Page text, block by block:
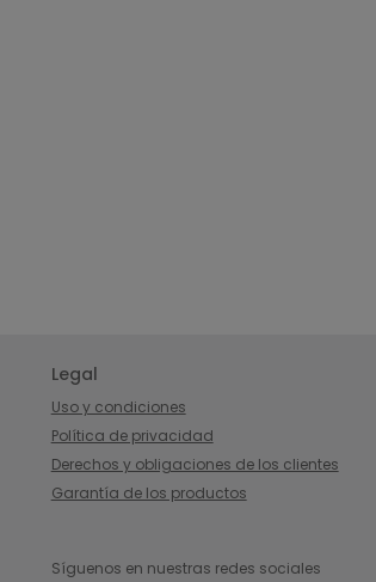
Legal
Uso y condiciones
Política de privacidad
Derechos y obligaciones de los clientes
Garantía de los productos
Síguenos en nuestras redes sociales